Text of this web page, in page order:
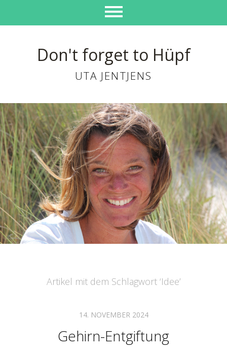
Don't forget to Hüpf
UTA JENTJENS
Artikel mit dem Schlagwort ‘Idee’
14. NOVEMBER 2024
Gehirn-Entgiftung